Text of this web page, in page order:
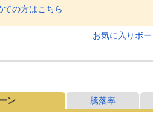
ての方はこちら
お気に入りボ
ン 騰落率